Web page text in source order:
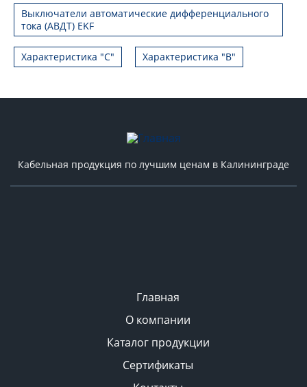
Выключатели автоматические дифференциального
тока (АВДТ) EKF
Характеристика "С" Характеристика "B"
Кабельная продукция по лучшим ценам в Калининграде
Главная
О компании
Каталог продукции
Сертификаты